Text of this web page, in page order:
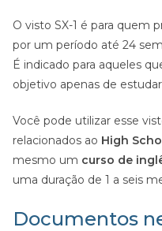
O visto SX-1 é para quem
por um período até 24
É indicado para aqueles
objetivo apenas de
Você pode utilizar esse
relacionados ao High
mesmo um curso de
uma duração de 1 a seis
Documentos